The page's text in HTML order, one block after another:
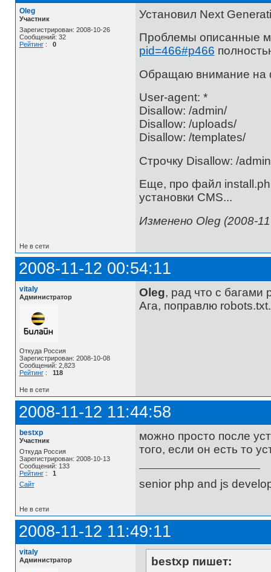
Oleg
Участник
Зарегистрирован: 2008-10-26
Сообщений: 32
Рейтинг: 0
Установил Next
Проблемы описанные
pid=466#p466
Обращаю внимание на
User-agent: *
Disallow: /admin/
Disallow: /uploads/
Disallow: /templates/
Строчку Disallow: /
Еще, про файл
установки CMS...
Изменено Oleg (2008-
Не в сети
2008-11-12 00:54:11
vitaly
Администратор
Откуда Россия
Зарегистрирован: 2008-10-08
Сообщений: 2,823
Рейтинг: 118
Oleg, рад что с багами
Ага, поправлю robots.txt.
Не в сети
2008-11-12 11:44:58
bestxp
Участник
Откуда Россия
Зарегистрирован: 2008-10-13
Сообщений: 133
Рейтинг: 1
Сайт
можно просто после
того, если он есть то
senior php and js
Не в сети
2008-11-12 11:49:11
vitaly
Администратор
bestxp пишет: